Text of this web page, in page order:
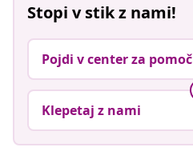
Stopi v stik z nami!
Pojdi v center za pomoč
Klepetaj z nami